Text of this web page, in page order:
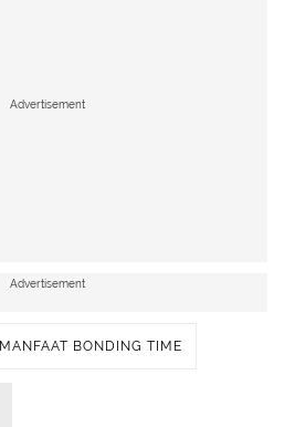
Advertisement
Advertisement
MANFAAT BONDING TIME